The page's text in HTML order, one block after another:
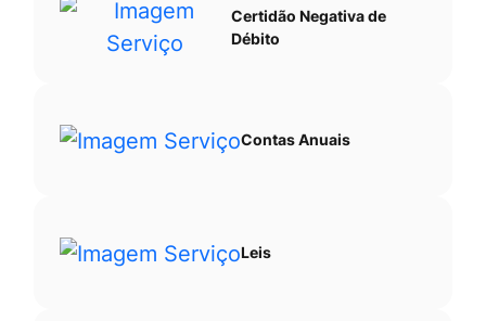
Certidão Negativa de
Débito
Contas Anuais
Leis